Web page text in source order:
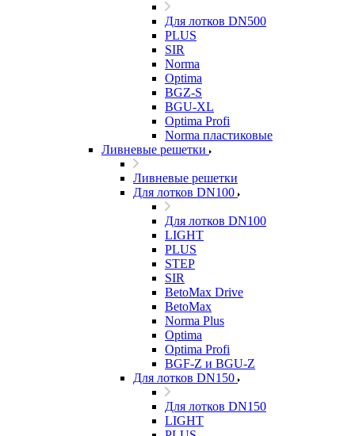
Для лотков DN500
PLUS
SIR
Norma
Optima
BGZ-S
BGU-XL
Optima Profi
Norma пластиковые
Ливневые решетки
Ливневые решетки
Для лотков DN100
Для лотков DN100
LIGHT
PLUS
STEP
SIR
BetoMax Drive
BetoMax
Norma Plus
Optima
Optima Profi
BGF-Z и BGU-Z
Для лотков DN150
Для лотков DN150
LIGHT